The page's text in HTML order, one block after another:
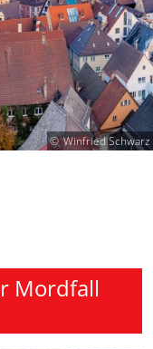
Winfried Schwarz
Mordfall